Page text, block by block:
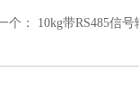
个： 10kg带RS485信